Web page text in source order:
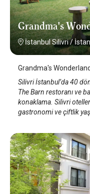
Grandma's
İstanbul Silivri/
Grandma's
Silivri İstanbul’da 40
The Barn restoranı ve
konaklama. Silivri
gastronomi ve çiftlik